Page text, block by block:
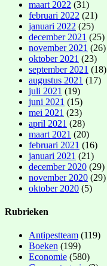
maart 2022 (31)
februari 2022 (21)
januari 2022 (25)
december 2021 (25)
november 2021 (26)
oktober 2021 (23)
september 2021 (18)
augustus 2021 (17)
juli 2021 (19)
juni 2021 (15)
mei 2021 (23)
april 2021 (28)
maart 2021 (20)
februari 2021 (16)
januari 2021 (21)
december 2020 (29)
november 2020 (29)
oktober 2020 (5)
Rubrieken
Antipestteam (119)
Boeken (199)
Economie (580)